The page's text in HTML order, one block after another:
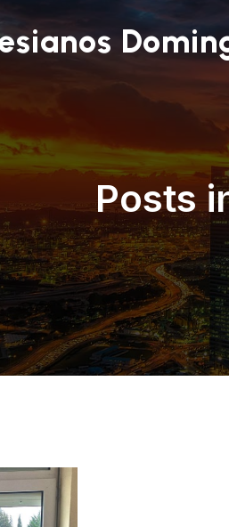
Posts